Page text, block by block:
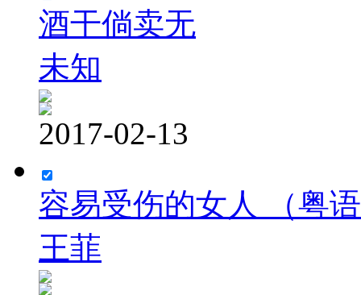
酒干倘卖无
未知
2017-02-13
容易受伤的女人 （粤
王菲